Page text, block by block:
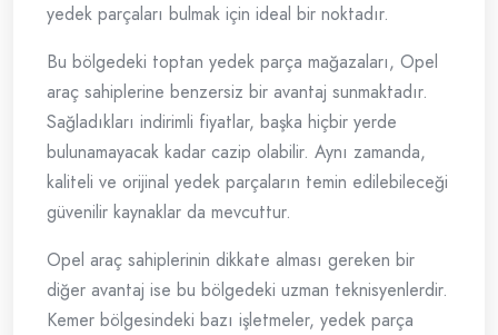
yedek parçaları bulmak için ideal bir noktadır.
Bu bölgedeki toptan yedek parça mağazaları, Opel
araç sahiplerine benzersiz bir avantaj sunmaktadır.
Sağladıkları indirimli fiyatlar, başka hiçbir yerde
bulunamayacak kadar cazip olabilir. Aynı zamanda,
kaliteli ve orijinal yedek parçaların temin edilebileceği
güvenilir kaynaklar da mevcuttur.
Opel araç sahiplerinin dikkate alması gereken bir
diğer avantaj ise bu bölgedeki uzman teknisyenlerdir.
Kemer bölgesindeki bazı işletmeler, yedek parça